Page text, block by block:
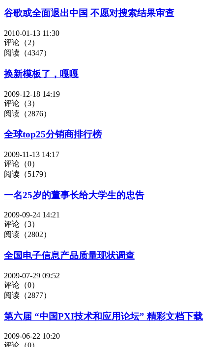
谷歌或全面退出中国 不愿对搜索结果审查
2010-01-13 11:30
评论（2）
阅读（4347）
换新模板了，嘎嘎
2009-12-18 14:19
评论（3）
阅读（2876）
全球top25分销商排行榜
2009-11-13 14:17
评论（0）
阅读（5179）
一名25岁的董事长给大学生的忠告
2009-09-24 14:21
评论（3）
阅读（2802）
全国电子信息产品质量现状调查
2009-07-29 09:52
评论（0）
阅读（2877）
第六届 “中国PXI技术和应用论坛” 精彩文档下载
2009-06-22 10:20